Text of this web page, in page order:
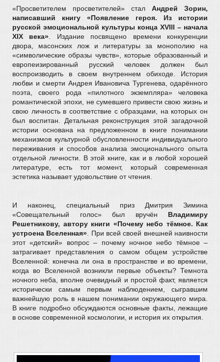
«Просветителем просветителей» стал Андрей Зорин,
написавший книгу «Появление героя. Из истории
русской эмоциональной культуры конца XVIII – начала
XIX века». Издание посвящено времени конкуренции
двора, масонских лож и литературы за монополию на
«символические образы чувств», которые образованный и
европеизированный русский человек должен был
воспроизводить в своем внутреннем обиходе. История
любви и смерти Андрея Ивановича Тургенева, одарённого
поэта, своего рода «пилотного экземпляра» человека
романтической эпохи, не сумевшего привести свою жизнь и
свою личность в соответствие с образцами, на которых он
был воспитан. Детальная реконструкция этой загадочной
истории основана на предложенном в книге понимании
механизмов культурной обусловленности индивидуального
переживания и способов анализа эмоционального опыта
отдельной личности. В этой книге, как и в любой хорошей
литературе, есть тот момент, который современная
эстетика называет удовольствие от чтения.
И наконец, специальный приз Дмитрия Зимина
«Совещательный голос» был вручён Владимиру
Решетникову, автору книги «Почему небо тёмное. Как
устроена Вселенная». При всей своей внешней наивности
этот «детский» вопрос – почему ночное небо тёмное –
затрагивает представления о самом общем устройстве
Вселенной: конечна ли она в пространстве и во времени,
когда во Вселенной возникли первые объекты? Темнота
ночного неба, вполне очевидный и простой факт, является
исторически самым первым наблюдением, сыгравшим
важнейшую роль в нашем понимании окружающего мира.
В книге подробно обсуждаются основные факты, лежащие
в основе современной космологии, и история их открытия.